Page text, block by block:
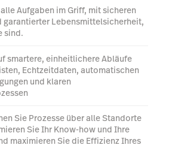
Aufgaben im Griff, mit sicheren
garantierter Lebensmittelsicherheit,
sind.
smartere, einheitlichere Abläufe
Echtzeitdaten, automatischen
und klaren
Sie Prozesse über alle Standorte
Sie Ihr Know-how und Ihre
maximieren Sie die Effizienz Ihres